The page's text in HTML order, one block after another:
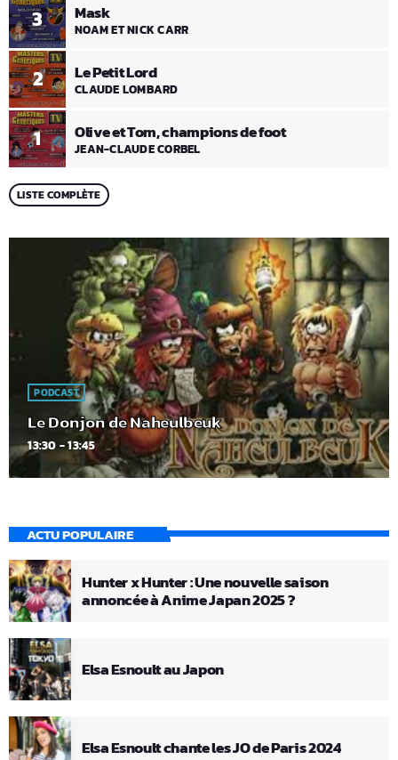
1 Olive et Tom, champions de foot
JEAN-CLAUDE CORBEL
2 Le Petit Lord
CLAUDE LOMBARD
3 Mask
NOAM ET NICK CARR
LISTE COMPLÈTE
PODCAST
Le Donjon de Naheulbeuk
13:30 - 13:45
ACTU POPULAIRE
Hunter x Hunter : Une nouvelle saison
annoncée à Anime Japan 2025 ?
Elsa Esnoult au Japon
Elsa Esnoult chante les JO de Paris 2024